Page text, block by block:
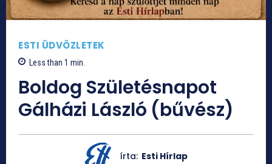
ESTI ÜDVÖZLETEK
Less than 1 min.
Boldog Születésnapot
Gálházi László (bűvész)
írta: Esti Hírlap